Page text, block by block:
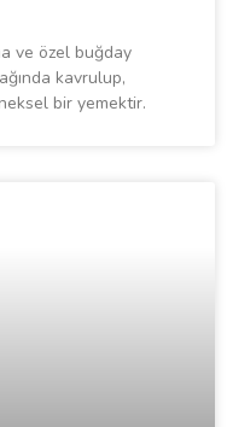
ve özel buğday
kavrulup,
bir yemektir.